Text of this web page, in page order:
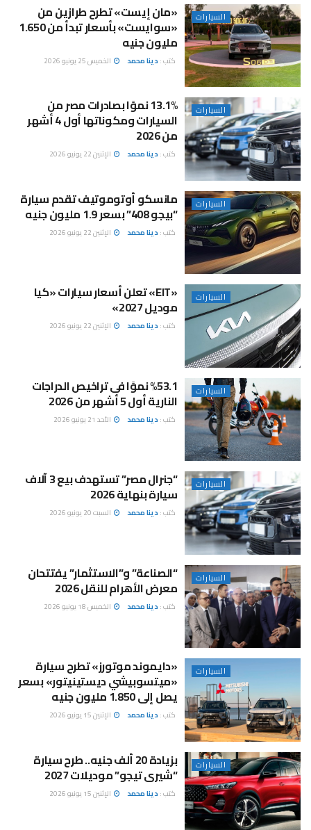
السيارات «مان إيست» تطرح طرازين من
«سوايست» بأسعار تبدأ من 1.650
مليون جنيه
كتب : دينا محمد الخميس 25 يونيو 2026
السيارات 13.1% نموًا بصادرات مصر من
السيارات ومكوناتها أول 4 أشهر
من 2026
كتب : دينا محمد الإثنين 22 يونيو 2026
السيارات مانسكو أوتوموتيف تقدم سيارة
“بيجو 408” بسعر 1.9 مليون جنيه
كتب : دينا محمد الإثنين 22 يونيو 2026
السيارات «EIT» تعلن أسعار سيارات «كيا
موديل 2027»
كتب : دينا محمد الإثنين 22 يونيو 2026
السيارات %53.1 نموًا فى تراخيص الدراجات
النارية أول 5 أشهر من 2026
كتب : دينا محمد الأحد 21 يونيو 2026
السيارات “جنرال مصر” تستهدف بيع 3 آلاف
سيارة بنهاية 2026
كتب : دينا محمد السبت 20 يونيو 2026
السيارات “الصناعة” و”الاستثمار” يفتتحان
معرض الأهرام للنقل 2026
كتب : دينا محمد الخميس 18 يونيو 2026
السيارات «دايموند موتورز» تطرح سيارة
«ميتسوبيشي ديستينيتور» بسعر
يصل إلى 1.850 مليون جنيه
كتب : دينا محمد الإثنين 15 يونيو 2026
السيارات بزيادة 20 ألف جنيه.. طرح سيارة
“شيرى تيجو” موديلات 2027
كتب : دينا محمد الإثنين 15 يونيو 2026